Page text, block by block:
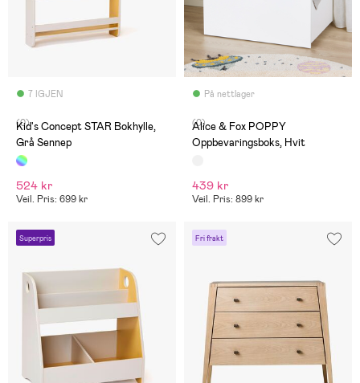
7 IGJEN
(0)
Kid's Concept STAR Bokhylle,
Grå Sennep
524 kr
Veil. Pris: 699 kr
På nettlager
(0)
Alice & Fox POPPY
Oppbevaringsboks, Hvit
439 kr
Veil. Pris: 899 kr
Superpris Fri frakt